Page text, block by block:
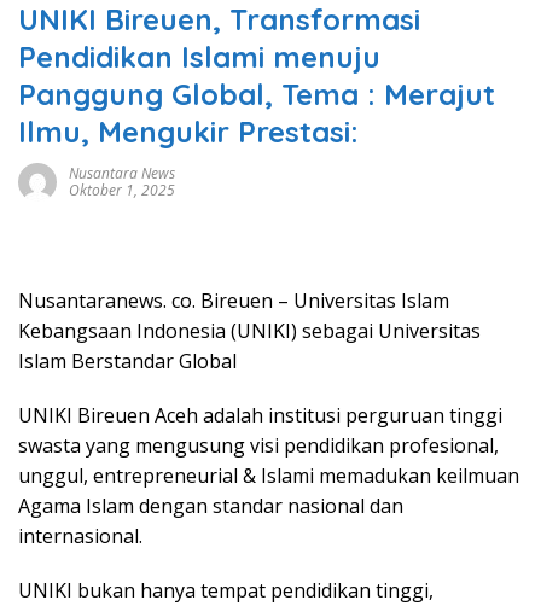
UNIKI Bireuen, Transformasi
Pendidikan Islami menuju
Panggung Global, Tema : Merajut
Ilmu, Mengukir Prestasi:
Nusantara News
Oktober 1, 2025
Nusantaranews. co. Bireuen – Universitas Islam
Kebangsaan Indonesia (UNIKI) sebagai Universitas
Islam Berstandar Global
UNIKI Bireuen Aceh adalah institusi perguruan tinggi
swasta yang mengusung visi pendidikan profesional,
unggul, entrepreneurial & Islami memadukan keilmuan
Agama Islam dengan standar nasional dan
internasional.
UNIKI bukan hanya tempat pendidikan tinggi,